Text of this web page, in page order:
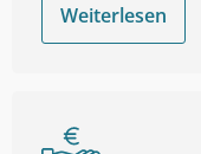
Weiterlesen